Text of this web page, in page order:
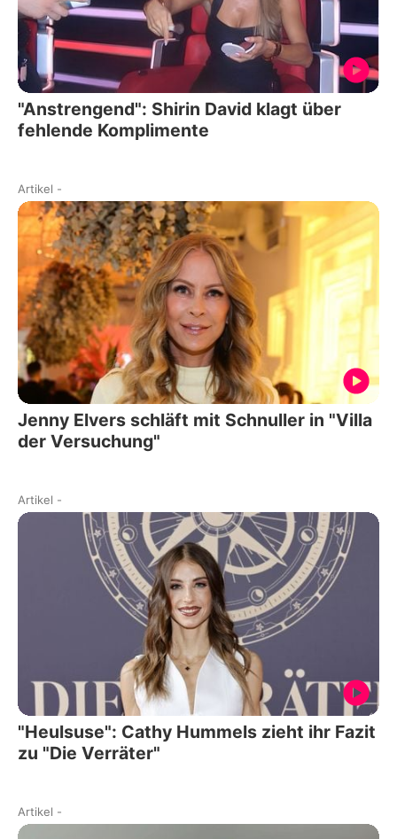
"Anstrengend": Shirin David klagt über
fehlende Komplimente
Artikel -
Jenny Elvers schläft mit Schnuller in "Villa
der Versuchung"
Artikel -
"Heulsuse": Cathy Hummels zieht ihr Fazit
zu "Die Verräter"
Artikel -